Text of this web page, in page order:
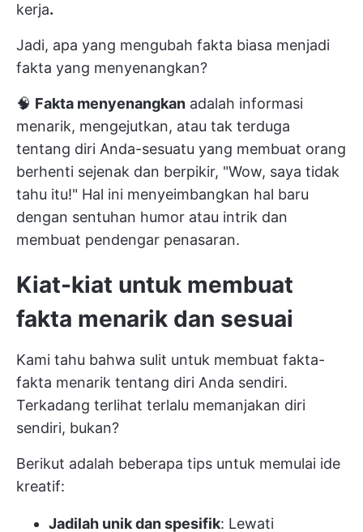
kerja.
Jadi, apa yang mengubah fakta biasa menjadi
fakta yang menyenangkan?
🧠 Fakta menyenangkan adalah informasi
menarik, mengejutkan, atau tak terduga
tentang diri Anda-sesuatu yang membuat orang
berhenti sejenak dan berpikir, "Wow, saya tidak
tahu itu!" Hal ini menyeimbangkan hal baru
dengan sentuhan humor atau intrik dan
membuat pendengar penasaran.
Kiat-kiat untuk membuat
fakta menarik dan sesuai
Kami tahu bahwa sulit untuk membuat fakta-
fakta menarik tentang diri Anda sendiri.
Terkadang terlihat terlalu memanjakan diri
sendiri, bukan?
Berikut adalah beberapa tips untuk memulai ide
kreatif:
Jadilah unik dan spesifik: Lewati